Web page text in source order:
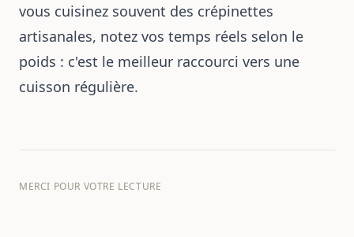
vous cuisinez souvent des crépinettes
artisanales, notez vos temps réels selon le
poids : c'est le meilleur raccourci vers une
cuisson régulière.
MERCI POUR VOTRE LECTURE